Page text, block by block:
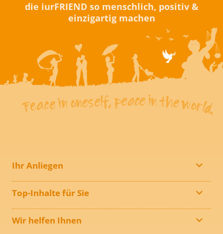
die iurFRIEND so menschlich, positiv &
einzigartig machen
Ihr Anliegen
Top-Inhalte für Sie
Wir helfen Ihnen